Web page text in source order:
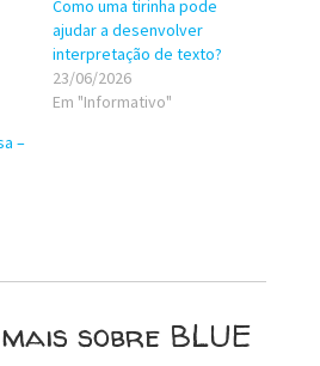
Como uma tirinha pode
ajudar a desenvolver
interpretação de texto?
23/06/2026
Em "Informativo"
–
sobre BLUE